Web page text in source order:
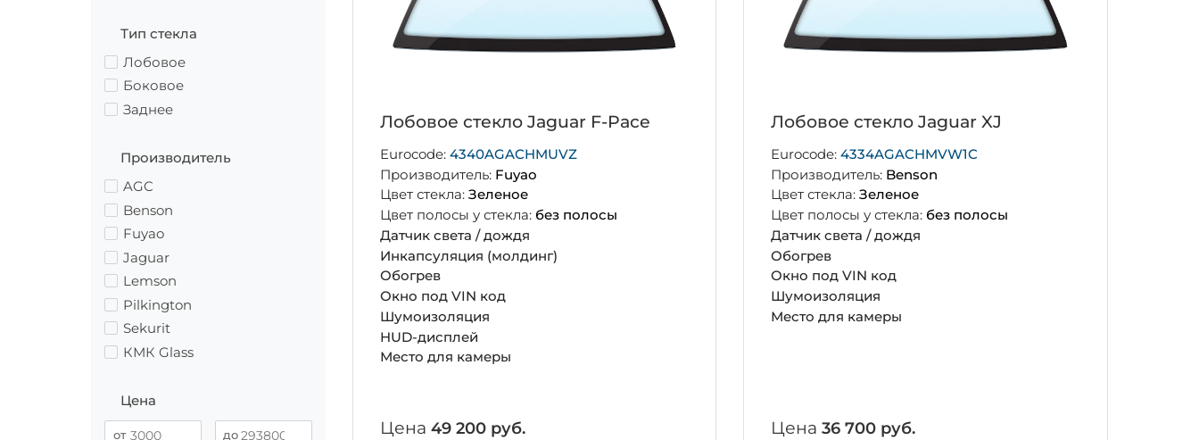
Тип стекла
Лобовое
Боковое
Заднее
Производитель
AGC
Benson
Fuyao
Jaguar
Lemson
Pilkington
Sekurit
КМК Glass
Цена
Лобовое стекло Jaguar F-Pace
Eurocode: 4340AGACHMUVZ
Производитель: Fuyao
Цвет стекла: Зеленое
Цвет полосы у стекла: без полосы
Датчик света / дождя
Инкапсуляция (молдинг)
Обогрев
Окно под VIN код
Шумоизоляция
HUD-дисплей
Место для камеры
Цена 49 200 руб.
Лобовое стекло Jaguar XJ
Eurocode:4334AGACHMVW1C
Производитель: Benson
Цвет стекла:Зеленое
Цвет полосы у стекла: без полосы
Датчик света / дождя
Обогрев
Окно под VIN код
Шумоизоляция
Место для камеры
Цена36 700 руб.